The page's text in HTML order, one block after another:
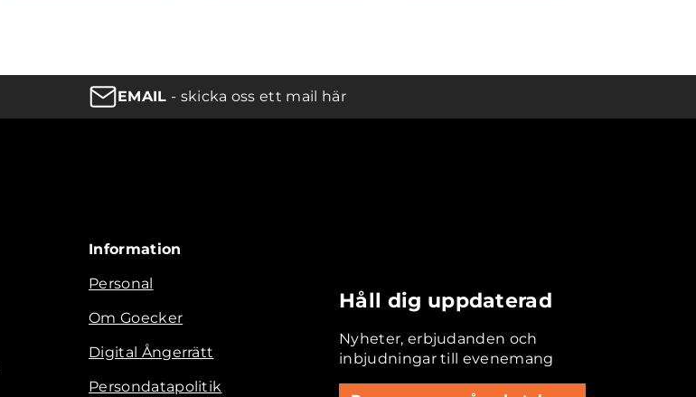
EMAIL - skicka oss ett mail här
Information
Personal
Om Goecker
Digital Ångerrätt
Persondatapolitik
Håll dig uppdaterad
Nyheter, erbjudanden och
inbjudningar till evenemang